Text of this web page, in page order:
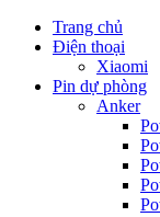
Trang chủ
Điện thoại
Xiaomi
Pin dự phòng
Anker